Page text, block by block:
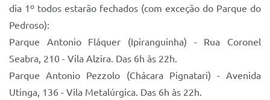
dia 1º todos estarão fechados (com exceção do Parque do
Pedroso):
Parque Antonio Fláquer (Ipiranguinha) - Rua Coronel
Seabra, 210 - Vila Alzira. Das 6h às 22h.
Parque Antonio Pezzolo (Chácara Pignatari) - Avenida
Utinga, 136 - Vila Metalúrgica. Das 6h às 22h.